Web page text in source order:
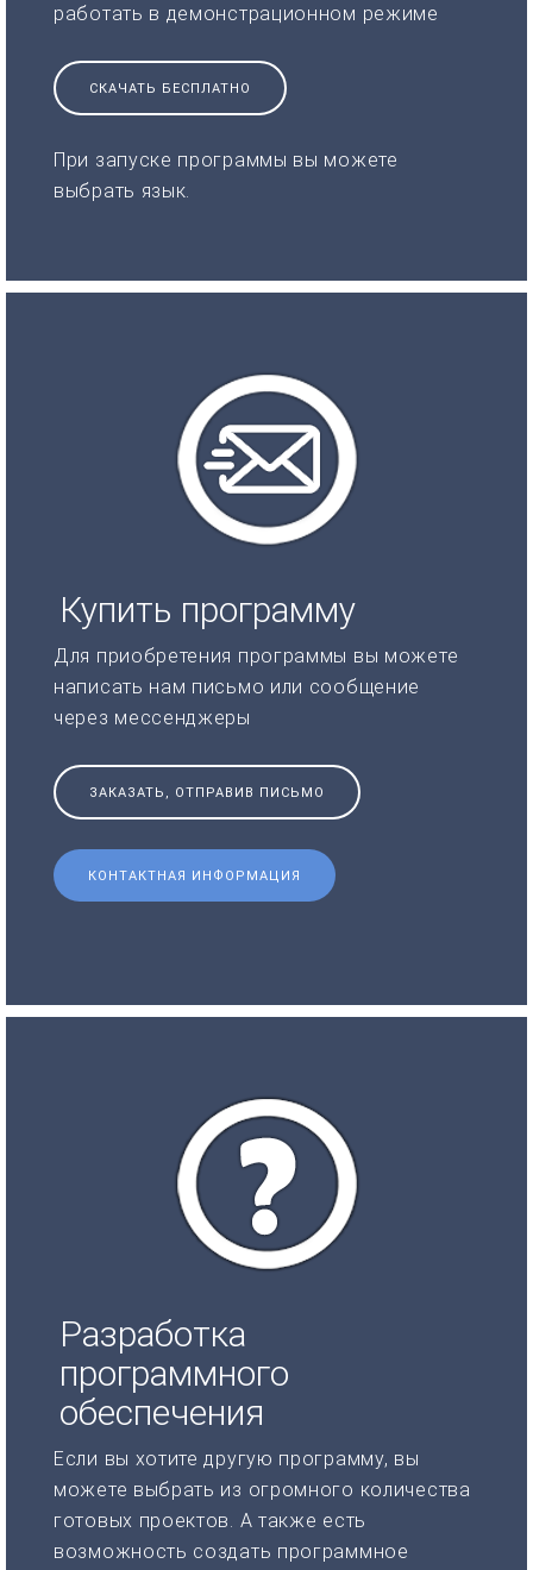
работать в демонстрационном режиме
СКАЧАТЬ БЕСПЛАТНО
При запуске программы вы можете
выбрать язык.
Купить программу
Для приобретения программы вы можете
написать нам письмо или сообщение
через мессенджеры
ЗАКАЗАТЬ, ОТПРАВИВ ПИСЬМО
КОНТАКТНАЯ ИНФОРМАЦИЯ
Разработка
программного
обеспечения
Если вы хотите другую программу, вы
можете выбрать из огромного количества
готовых проектов. А также есть
возможность создать программное